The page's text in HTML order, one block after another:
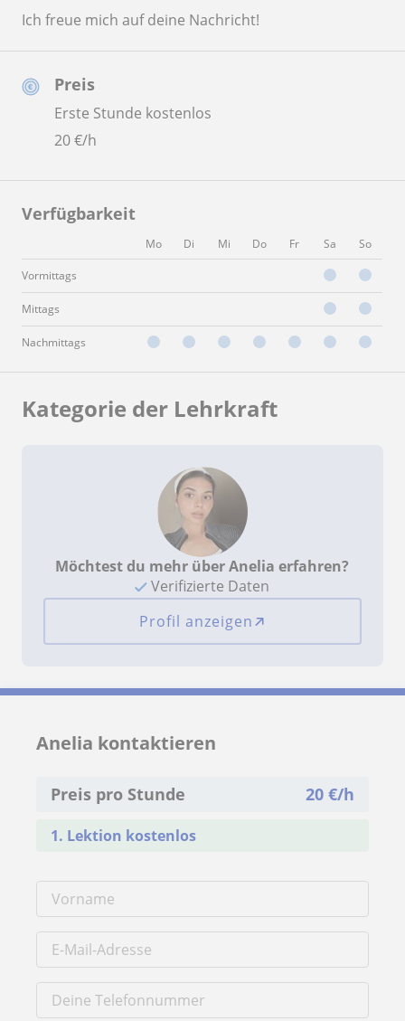
Preis
Erste Stunde kostenlos
20€/h
Verfügbarkeit
Mo Di Mi Do Fr Sa So
Vormittags
Mittags
Nachmittags
Ich freue mich auf deine Nachricht!
Kategorie der Lehrkraft
Möchtest du mehr über Anelia erfahren?
Verifizierte Daten
Profil anzeigen
Anelia kontaktieren
Preis pro Stunde 20€/h
1. Lektion kostenlos